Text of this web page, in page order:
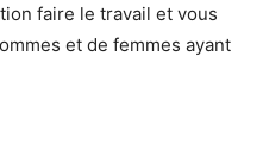
faire le travail et vous
et de femmes ayant